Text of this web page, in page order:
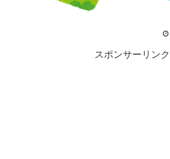
スポンサーリンク